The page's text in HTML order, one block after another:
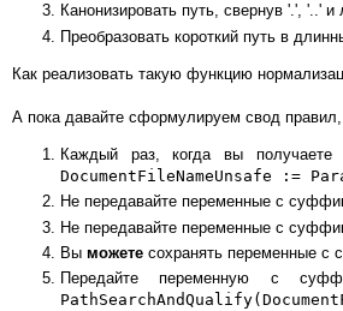
Канонизировать путь, свернув '.', '..'
Преобразовать короткий путь в
Как реализовать такую функцию
А пока давайте сформулируем свод
Каждый раз, когда вы
DocumentFileNameUnsafe :=
Не передавайте переменные с
Не передавайте переменные с
Вы можете сохранять переменные с
Передайте переменную с